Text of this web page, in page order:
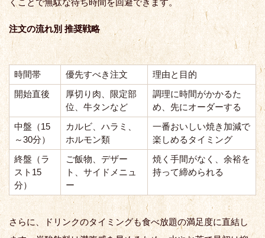
注文の流れ別 推奨戦略
時間帯 優先すべき注文
理由と目的
開始直後
厚切り肉、限定部
位、牛タンなど
調理に時間がかかるた
め、先にオーダーする
中盤（15
～30分）
カルビ、ハラミ、
ホルモン類
一番おいしい焼き加減で
楽しめるタイミング
終盤（ラ
スト15
分）
ご飯物、デザー
ト、サイドメニュ
ー
焼く手間がなく、余裕を
持って締められる
さらに、ドリンクのタイミングも食べ放題の満足度に直結し